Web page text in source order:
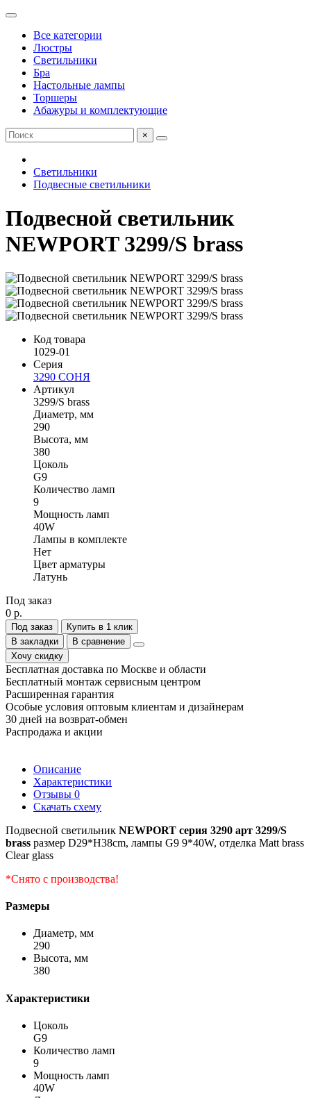
Все категории
Люстры
Светильники
Бра
Настольные лампы
Торшеры
Абажуры и комплектующие
×
Светильники
Подвесные светильники
Подвесной светильник
NEWPORT 3299/S brass
Код товара
1029-01
Серия
3290 СОНЯ
Артикул
3299/S brass
Диаметр, мм
290
Высота, мм
380
Цоколь
G9
Количество ламп
9
Мощность ламп
40W
Лампы в комплекте
Нет
Цвет арматуры
Латунь
Под заказ
0 р.
Под заказ
Купить в 1 клик
В закладки
В сравнение
Хочу скидку
Бесплатная доставка по Москве и области
Бесплатный монтаж сервисным центром
Расширенная гарантия
Особые условия оптовым клиентам и дизайнерам
30 дней на возврат-обмен
Распродажа и акции
Описание
Характеристики
Отзывы 0
Скачать схему
Подвесной светильник NEWPORT серия 3290 арт 3299/S
brass размер D29*H38сm, лампы G9 9*40W, отделка Matt brass
Clear glass
*Снято с производства!
Размеры
Диаметр, мм
290
Высота, мм
380
Характеристики
Цоколь
G9
Количество ламп
9
Мощность ламп
40W